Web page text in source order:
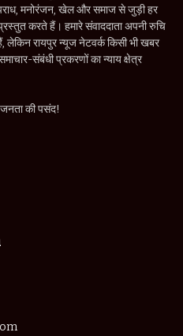
मनोरंजन, खेल और समाज से जुड़ी हर
करते हैं। हमारे संवाददाता अपनी रुचि
लेकिन रायपुर न्यूज नेटवर्क किसी भी खबर
संबंधी प्रकरणों का न्याय क्षेत्र
की पसंद!